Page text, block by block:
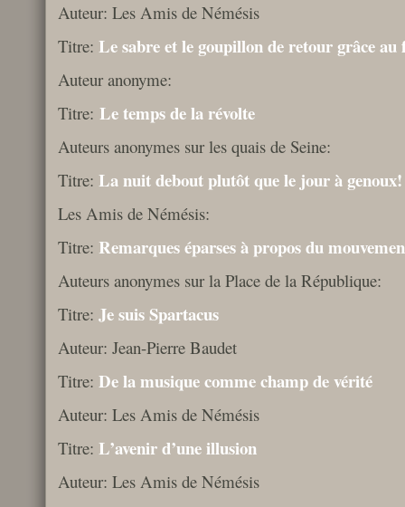
Auteur: Les Amis de Némésis
Titre: Le sabre et le goupillon de retour grâce au
Auteur anonyme:
Titre: Le temps de la révolte
Auteurs anonymes sur les quais de Seine:
Titre: La nuit debout plutôt que le jour à genoux!
Les Amis de Némésis:
Titre: Remarques éparses à propos du
Auteurs anonymes sur la Place de la République:
Titre: Je suis Spartacus
Auteur: Jean-Pierre Baudet
Titre: De la musique comme champ de vérité
Auteur: Les Amis de Némésis
Titre: L’avenir d’une illusion
Auteur: Les Amis de Némésis